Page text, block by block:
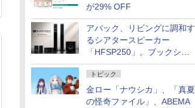
が29% OFF
アバック、リビングに調和す
るシアタースピーカー
「HFSP250」。ブックシェ
ルフはペア3万円以下
トピック
金ロー「ナウシカ」、「真夏
の怪奇ファイル」、ABEMA